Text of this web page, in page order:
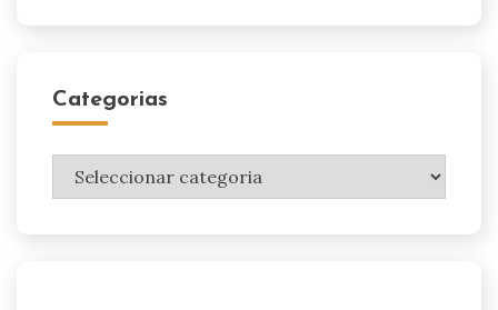
Categorias
Categorias